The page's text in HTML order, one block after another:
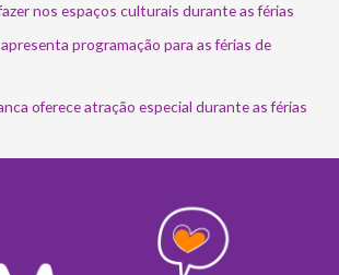
nos espaços culturais durante as férias
programação para as férias de
oferece atração especial durante as férias